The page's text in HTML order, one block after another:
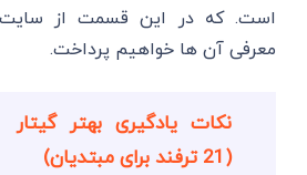
است. که در این قسمت از
معرفی آن ها خواهیم پرداخت.
نکات یادگیری بهتر گیتار
(21 ترفند برای مبتدیان)